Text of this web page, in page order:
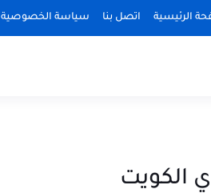
الرئيسية اتصل بنا سياسة الخصوصية
الكويت